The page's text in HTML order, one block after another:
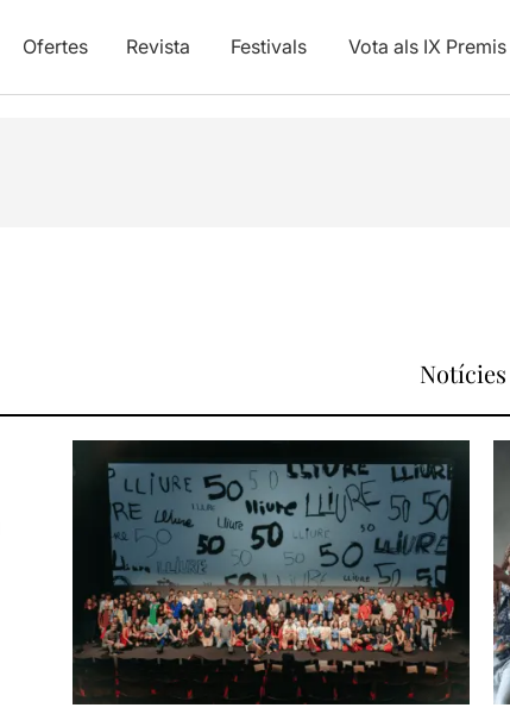
Ofertes Revista Festivals Vota als IX Premis
Notícies